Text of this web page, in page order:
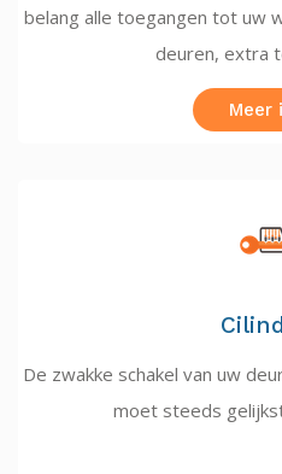
belang alle toegangen tot uw
deuren, extra
Meer
De zwakke schakel van uw
moet steeds